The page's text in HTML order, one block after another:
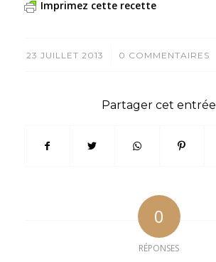
Imprimez cette recette
23 JUILLET 2013
/ 0 COMMENTAIRES
/
Partager cet entrée
0
RÉPONSES